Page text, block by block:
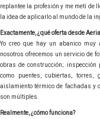
replantee la profesión y me metí de
la idea de aplicarlo al mundo de la
Exactamente, ¿qué oferta desde
Yo creo que hay un abanico muy
nosotros ofrecemos un servicio de
obras de construcción; inspección
como puentes, cubiertas, torres,
aislamiento térmico de fachadas y
son múltiples.
Realmente, ¿cómo funciona?